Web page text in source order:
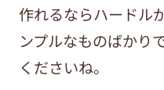
作れるならハードル
ンプルなものばかり
くださいね。